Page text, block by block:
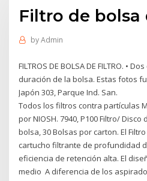
Filtro de bolsa
byAdmin
FILTROS DE BOLSA DE FILTRO. •
duración de la bolsa. Estas fotos
Japón 303, Parque Ind. San.
Todos los filtros contra partículas
por NIOSH. 7940, P100 Filtro/
bolsa, 30 Bolsas por carton. El
cartucho filtrante de profundidad
eficiencia de retención alta. El
medio A diferencia de los